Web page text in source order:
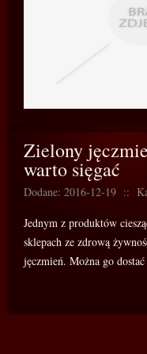
Zielony
warto sięgać
Dodane: 2016-12-19 ::
Jednym z produktów
sklepach ze zdrową
jęczmień. Można go